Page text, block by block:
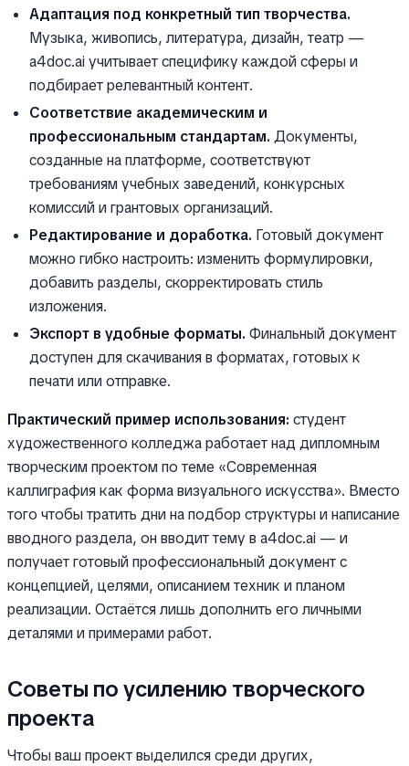
Адаптация под конкретный тип творчества.
Музыка, живопись, литература, дизайн, театр —
a4doc.ai учитывает специфику каждой сферы и
подбирает релевантный контент.
Соответствие академическим и
профессиональным стандартам. Документы,
созданные на платформе, соответствуют
требованиям учебных заведений, конкурсных
комиссий и грантовых организаций.
Редактирование и доработка. Готовый документ
можно гибко настроить: изменить формулировки,
добавить разделы, скорректировать стиль
изложения.
Экспорт в удобные форматы. Финальный документ
доступен для скачивания в форматах, готовых к
печати или отправке.
Практический пример использования: студент
художественного колледжа работает над дипломным
творческим проектом по теме «Современная
каллиграфия как форма визуального искусства». Вместо
того чтобы тратить дни на подбор структуры и написание
вводного раздела, он вводит тему в a4doc.ai — и
получает готовый профессиональный документ с
концепцией, целями, описанием техник и планом
реализации. Остаётся лишь дополнить его личными
деталями и примерами работ.
Советы по усилению творческого
проекта
Чтобы ваш проект выделился среди других,